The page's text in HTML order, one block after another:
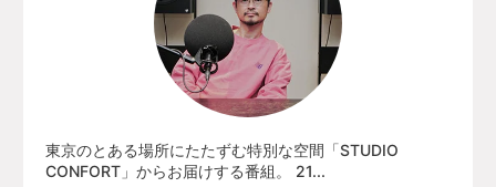
東京のとある場所にたたずむ特別な空間「STUDIO
CONFORT」からお届けする番組。 21...